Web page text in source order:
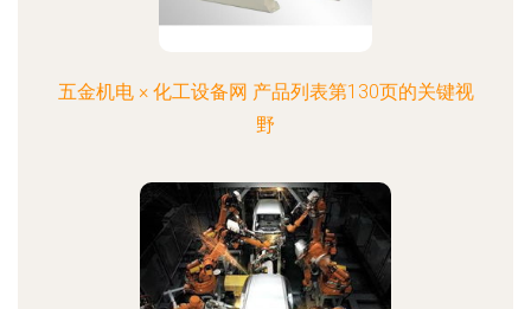
五金机电 × 化工设备网 产品列表第130页的关键视
野